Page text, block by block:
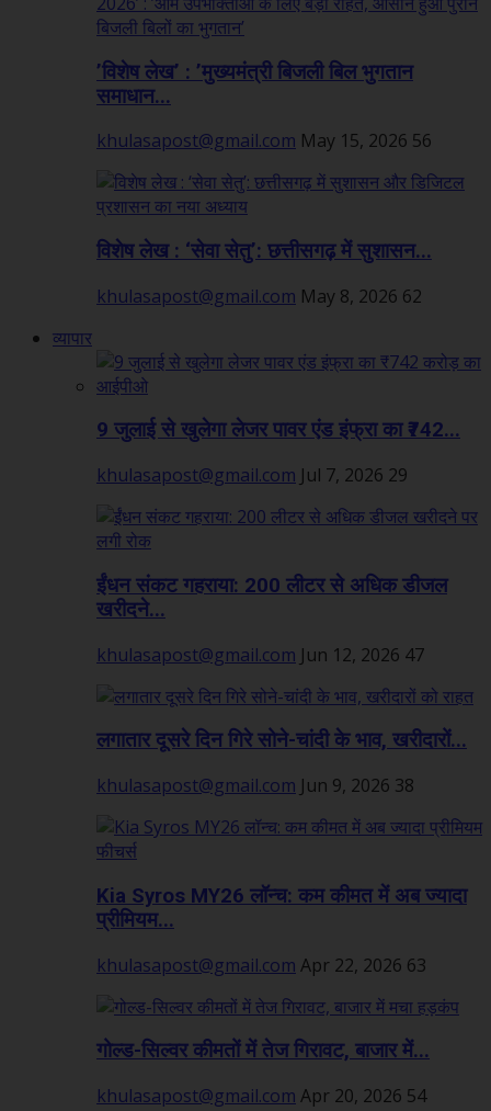
’विशेष लेख’ : ’मुख्यमंत्री बिजली बिल भुगतान
समाधान...
khulasapost@gmail.com May 15, 2026 56
विशेष लेख : ‘सेवा सेतु’: छत्तीसगढ़ में सुशासन...
khulasapost@gmail.com May 8, 2026 62
व्यापार
9 जुलाई से खुलेगा लेजर पावर एंड इंफ्रा का ₹742...
khulasapost@gmail.com Jul 7, 2026 29
ईंधन संकट गहराया: 200 लीटर से अधिक डीजल
खरीदने...
khulasapost@gmail.com Jun 12, 2026 47
लगातार दूसरे दिन गिरे सोने-चांदी के भाव, खरीदारों...
khulasapost@gmail.com Jun 9, 2026 38
Kia Syros MY26 लॉन्च: कम कीमत में अब ज्यादा
प्रीमियम...
khulasapost@gmail.com Apr 22, 2026 63
गोल्ड-सिल्वर कीमतों में तेज गिरावट, बाजार में...
khulasapost@gmail.com Apr 20, 2026 54